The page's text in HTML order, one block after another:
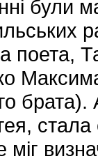
були
поета,
міг